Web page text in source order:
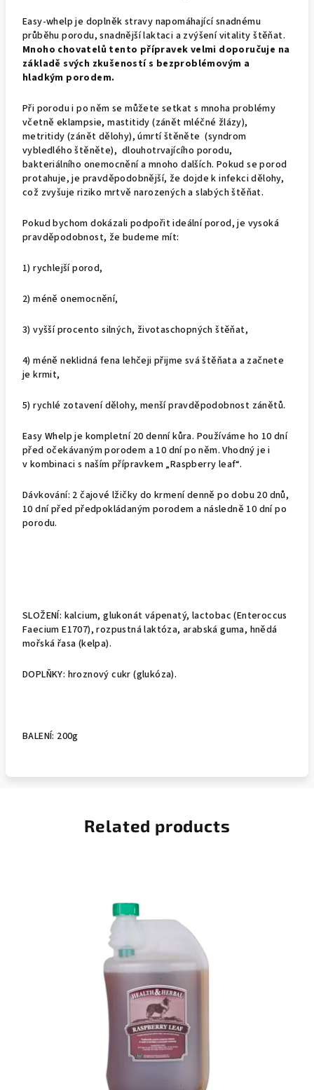
Easy-whelp je doplněk stravy napomáhající snadnému
průběhu porodu, snadnější laktaci a zvýšení vitality štěňat.
Mnoho chovatelů tento přípravek velmi doporučuje na
základě svých zkušeností s bezproblémovým a
hladkým porodem.
Při porodu i po něm se můžete setkat s mnoha problémy
včetně eklampsie, mastitidy (zánět mléčné žlázy),
metritidy (zánět dělohy), úmrtí štěněte (syndrom
vybledlého štěněte), dlouhotrvajícího porodu,
bakteriálního onemocnění a mnoho dalších. Pokud se porod
protahuje, je pravděpodobnější, že dojde k infekci dělohy,
což zvyšuje riziko mrtvě narozených a slabých štěňat.
Pokud bychom dokázali podpořit ideální porod, je vysoká
pravděpodobnost, že budeme mít:
1) rychlejší porod,
2) méně onemocnění,
3) vyšší procento silných, životaschopných štěňat,
4) méně neklidná fena lehčeji přijme svá štěňata a začnete
je krmit,
5) rychlé zotavení dělohy, menší pravděpodobnost zánětů.
Easy Whelp je kompletní 20 denní kůra. Používáme ho 10 dní
před očekávaným porodem a 10 dní po něm. Vhodný je i
v kombinaci s naším přípravkem „Raspberry leaf“.
Dávkování: 2 čajové lžičky do krmení denně po dobu 20 dnů,
10 dní před předpokládaným porodem a následně 10 dní po
porodu.
SLOŽENÍ: kalcium, glukonát vápenatý, lactobac (Enteroccus
Faecium E1707), rozpustná laktóza, arabská guma, hnědá
mořská řasa (kelpa).
DOPLŇKY: hroznový cukr (glukóza).
BALENÍ: 200g
Related products